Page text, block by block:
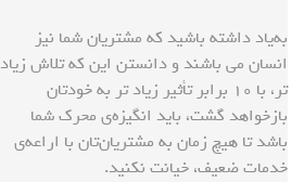
به‌یاد داشته باشید که مشتریان‌ شما نیز
انسان می باشند و دانستن این که تلاش زیاد
تر، با ۱۰ برابر تأثیر زیاد تر به خودتان
بازخواهد گشت، باید انگیزه‌ی محرک شما
باشد تا هیچ زمان به مشتریان‌تان با اراعه‌ی
خدمات ضعیف، خیانت نکنید.